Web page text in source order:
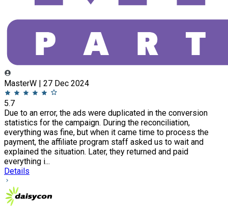
MasterW | 27 Dec 2024
5.7
Due to an error, the ads were duplicated in the conversion
statistics for the campaign. During the reconciliation,
everything was fine, but when it came time to process the
payment, the affiliate program staff asked us to wait and
explained the situation. Later, they returned and paid
everything i...
Details